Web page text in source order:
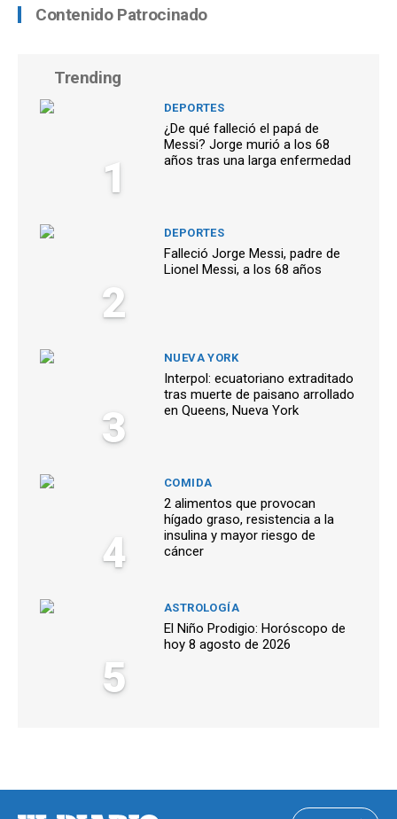
Contenido Patrocinado
Trending
1
DEPORTES
¿De qué falleció el papá de
Messi? Jorge murió a los 68
años tras una larga enfermedad
2
DEPORTES
Falleció Jorge Messi, padre de
Lionel Messi, a los 68 años
3
NUEVA YORK
Interpol: ecuatoriano extraditado
tras muerte de paisano arrollado
en Queens, Nueva York
4
COMIDA
2 alimentos que provocan
hígado graso, resistencia a la
insulina y mayor riesgo de
cáncer
5
ASTROLOGÍA
El Niño Prodigio: Horóscopo de
hoy 8 agosto de 2026